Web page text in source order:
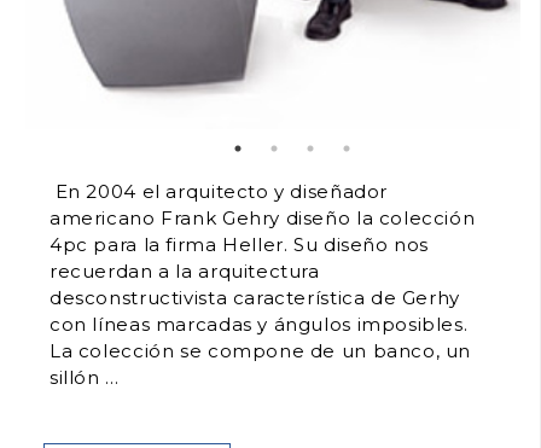
En 2004 el arquitecto y diseñador
americano Frank Gehry diseño la colección
4pc para la firma Heller. Su diseño nos
recuerdan a la arquitectura
desconstructivista característica de Gerhy
con líneas marcadas y ángulos imposibles.
La colección se compone de un banco, un
sillón